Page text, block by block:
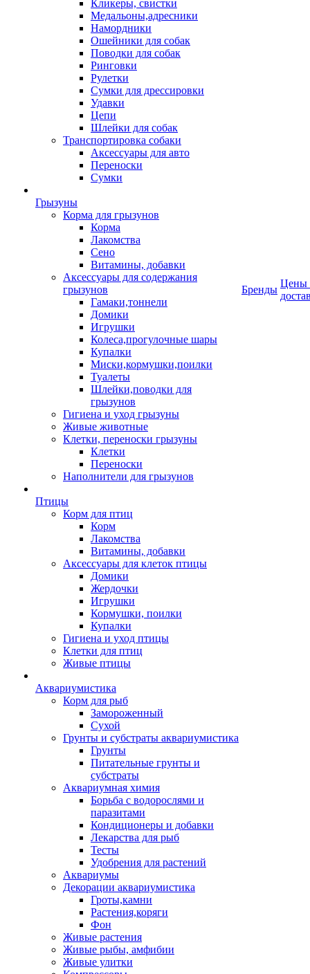
Кликеры, свистки
Медальоны,адресники
Намордники
Ошейники для собак
Поводки для собак
Ринговки
Рулетки
Сумки для дрессировки
Удавки
Цепи
Шлейки для собак
Транспортировка собаки
Аксессуары для авто
Переноски
Сумки
Грызуны
Корма для грызунов
Корма
Лакомства
Сено
Витамины, добавки
Аксессуары для содержания
грызунов
Гамаки,тоннели
Домики
Игрушки
Колеса,прогулочные шары
Купалки
Миски,кормушки,поилки
Туалеты
Шлейки,поводки для
грызунов
Гигиена и уход грызуны
Живые животные
Клетки, переноски грызуны
Клетки
Переноски
Наполнители для грызунов
Птицы
Корм для птиц
Корм
Лакомства
Витамины, добавки
Аксессуары для клеток птицы
Домики
Жердочки
Игрушки
Кормушки, поилки
Купалки
Гигиена и уход птицы
Клетки для птиц
Живые птицы
Аквариумистика
Корм для рыб
Замороженный
Сухой
Грунты и субстраты аквариумистика
Грунты
Питательные грунты и
субстраты
Аквариумная химия
Борьба с водорослями и
паразитами
Кондиционеры и добавки
Лекарства для рыб
Тесты
Удобрения для растений
Аквариумы
Декорации аквариумистика
Гроты,камни
Растения,коряги
Фон
Живые растения
Живые рыбы, амфибии
Живые улитки
Бренды
Цены